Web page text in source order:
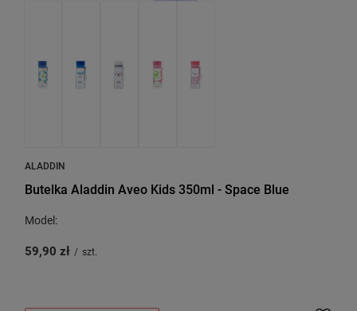
ALADDIN
Butelka Aladdin Aveo Kids 350ml - Space Blue
Model:
59,90 zł / szt.